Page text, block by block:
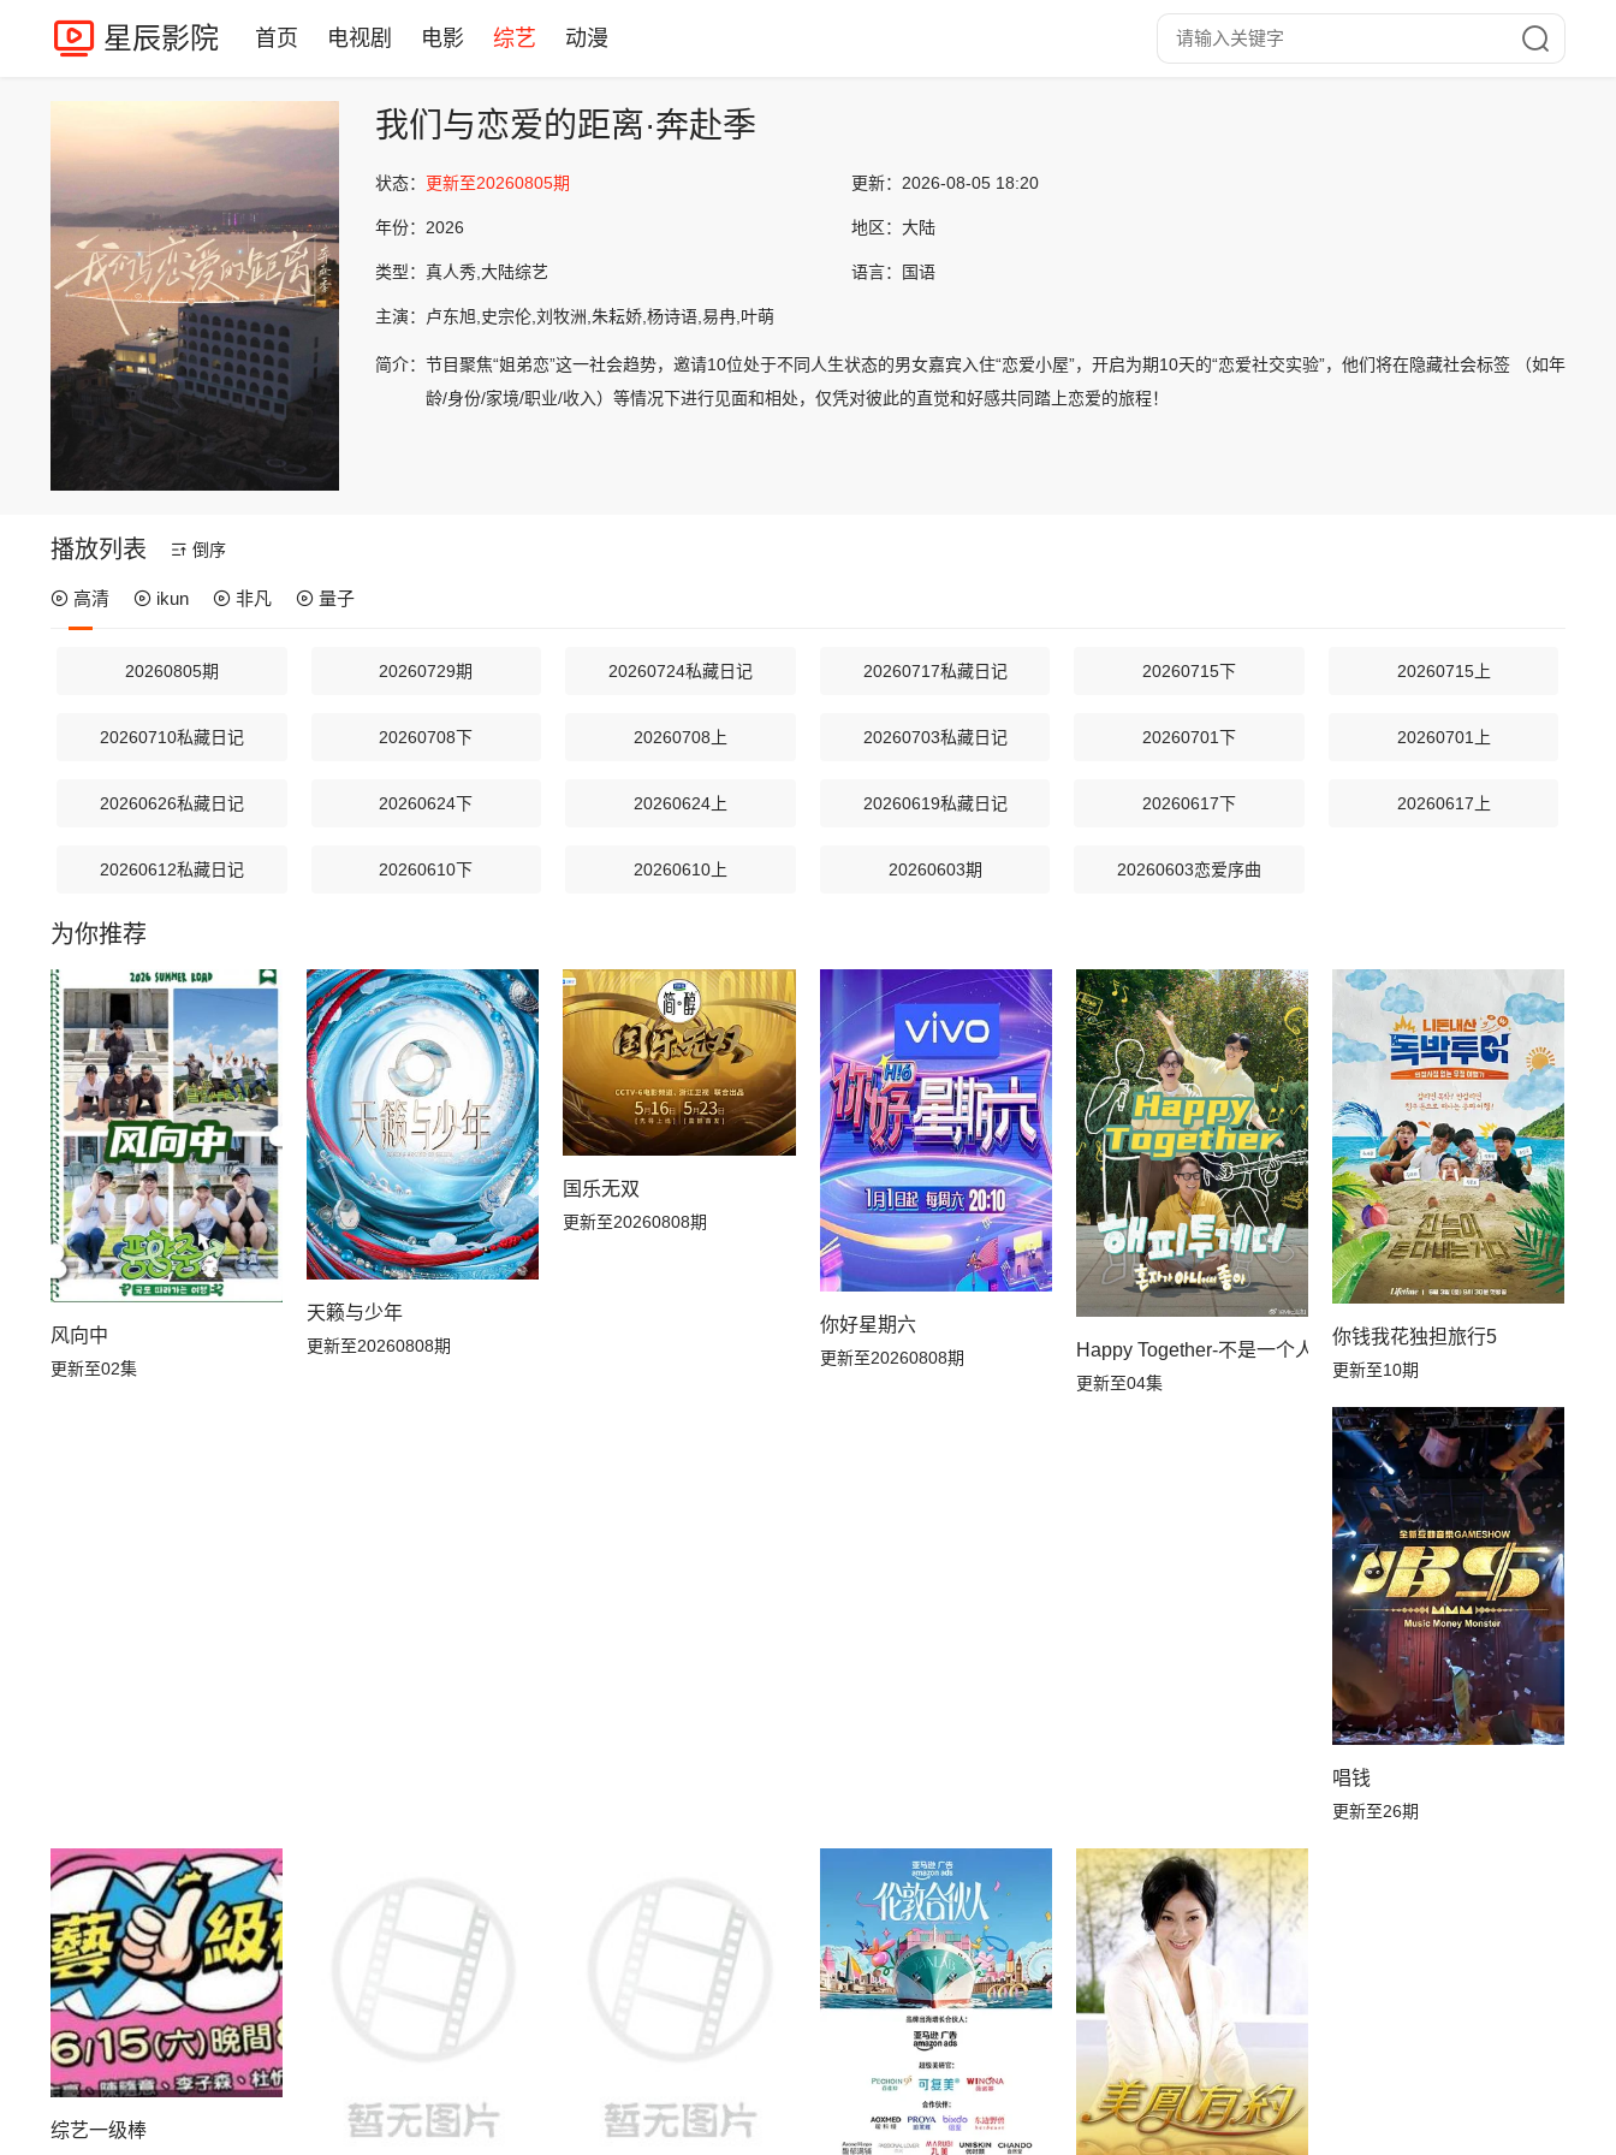
星辰影院 首页 电视剧 电影 综艺 动漫
我们与恋爱的距离·奔赴季
状态： 更新至20260805期 更新： 2026-08-05 18:20
年份： 2026 地区： 大陆
类型： 真人秀,大陆综艺 语言： 国语
主演： 卢东旭,史宗伦,刘牧洲,朱耘娇,杨诗语,易冉,叶萌
简介： 节目聚焦“姐弟恋”这一社会趋势，邀请10位处于不同人生状态的男女嘉宾入住“恋爱小屋”，开启为期10天的“恋爱社交实验”，他们将在隐藏社会标签 （如年
龄/身份/家境/职业/收入）等情况下进行见面和相处，仅凭对彼此的直觉和好感共同踏上恋爱的旅程！
播放列表 倒序
高清 ikun 非凡 量子
20260805期 20260729期 20260724私藏日记 20260717私藏日记 20260715下 20260715上
20260710私藏日记 20260708下 20260708上 20260703私藏日记 20260701下 20260701上
20260626私藏日记 20260624下 20260624上 20260619私藏日记 20260617下 20260617上
20260612私藏日记 20260610下 20260610上 20260603期 20260603恋爱序曲
为你推荐
风向中
更新至02集
天籁与少年
更新至20260808期
国乐无双
更新至20260808期
你好星期六
更新至20260808期 Happy Together-不是一个人真好
更新至04集
你钱我花独担旅行5
更新至10期
唱钱
更新至26期
综艺一级棒